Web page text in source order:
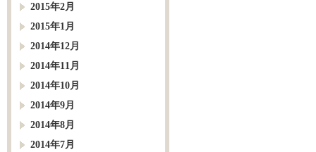
2015年2月
2015年1月
2014年12月
2014年11月
2014年10月
2014年9月
2014年8月
2014年7月